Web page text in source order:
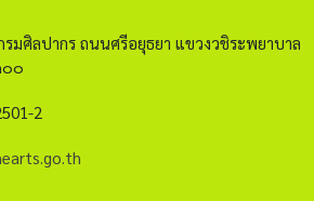
มศิลปากร ถนนศรีอยุธยา แขวงวชิระพยาบาล
๐๐
2